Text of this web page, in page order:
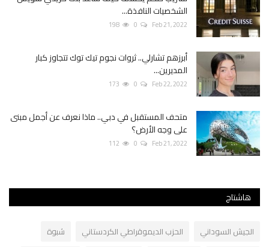
الشخصيات النافذة...
Feb 21, 2022
0
198
أبرزهم تشارلي.. ثروات نجوم تيك توك تتجاوز كبار
المديرين...
Feb 22, 2022
0
173
متحف المستقبل في دبي.. ماذا نعرف عن أجمل مبنى
على وجه الأرض؟
Feb 21, 2022
0
112
هاشتاج
الجيش السوداني الحزب الديموقراطي الكردستاني
شبوة